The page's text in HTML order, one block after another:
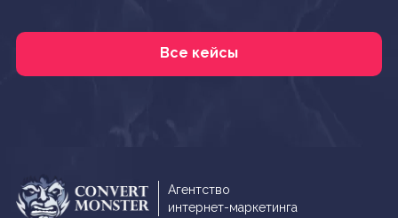
Все кейсы
Агентство
интернет-маркетинга